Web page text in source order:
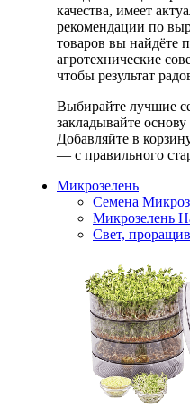
качества, имеет
рекомендации по
товаров вы найдёте
агротехнические
чтобы результат
Выбирайте лучшие
закладывайте
Добавляйте в
— с правильного
Микрозелень
Семена
Микрозелень
Свет,